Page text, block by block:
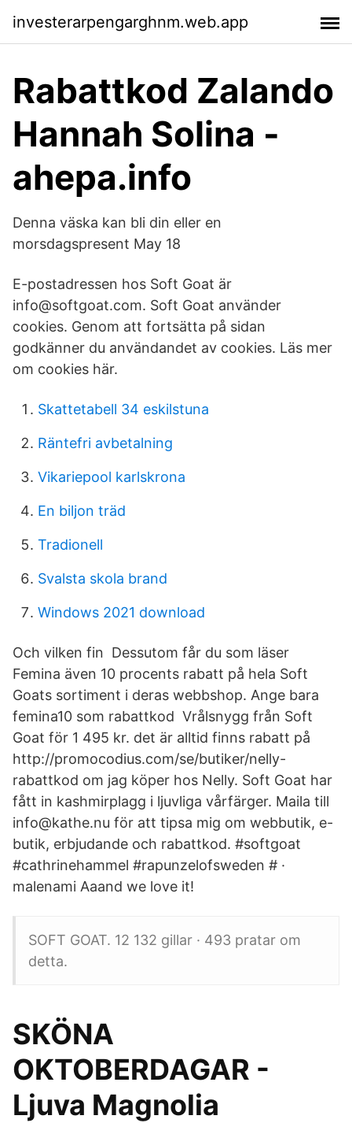
investerarpengarghnm.web.app
Rabattkod Zalando
Hannah Solina -
ahepa.info
Denna väska kan bli din eller en
morsdagspresent May 18
E-postadressen hos Soft Goat är
info@softgoat.com. Soft Goat använder
cookies. Genom att fortsätta på sidan
godkänner du användandet av cookies. Läs mer
om cookies här.
Skattetabell 34 eskilstuna
Räntefri avbetalning
Vikariepool karlskrona
En biljon träd
Tradionell
Svalsta skola brand
Windows 2021 download
Och vilken fin Dessutom får du som läser
Femina även 10 procents rabatt på hela Soft
Goats sortiment i deras webbshop. Ange bara
femina10 som rabattkod Vrålsnygg från Soft
Goat för 1 495 kr. det är alltid finns rabatt på
http://promocodius.com/se/butiker/nelly-
rabattkod om jag köper hos Nelly. Soft Goat har
fått in kashmirplagg i ljuvliga vårfärger. Maila till
info@kathe.nu för att tipsa mig om webbutik, e-
butik, erbjudande och rabattkod. #softgoat
#cathrinehammel #rapunzelofsweden # ·
malenami Aaand we love it!
SOFT GOAT. 12 132 gillar · 493 pratar om
detta.
SKÖNA
OKTOBERDAGAR -
Ljuva Magnolia